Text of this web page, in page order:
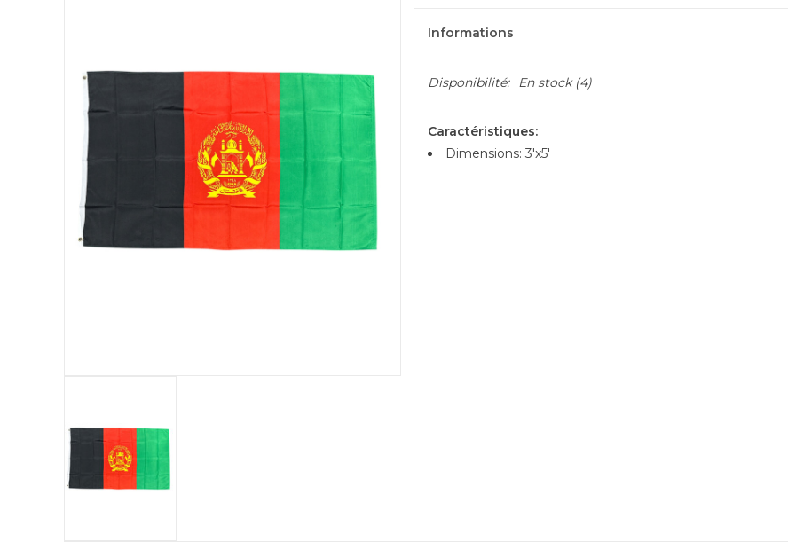
Informations
Disponibilité: En stock(4)
Caractéristiques:
Dimensions: 3'x5'